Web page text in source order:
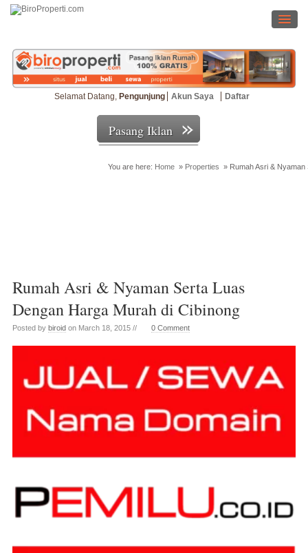
Selamat Datang, Pengunjung Akun Saya Daftar
Pasang Iklan
You are here: Home » Properties » Rumah Asri &
Rumah Asri & Nyaman Serta Luas
Dengan Harga Murah di Cibinong
Posted by biroidon March 18, 2015 // 0 Comment